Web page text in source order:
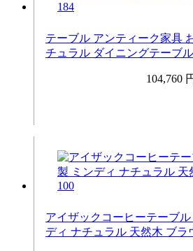
テーブル アンティーク家具
チュラル ダイニングテーブ
104,760
アイザックコーヒーテーブ
ディ ナチュラル 天然木 ブラ